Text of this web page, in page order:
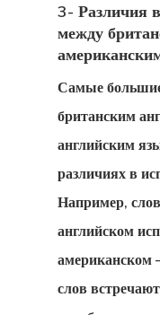
3- Различия
между
Самые
британским
английским
различиях в
Например,
английском
американском
слов